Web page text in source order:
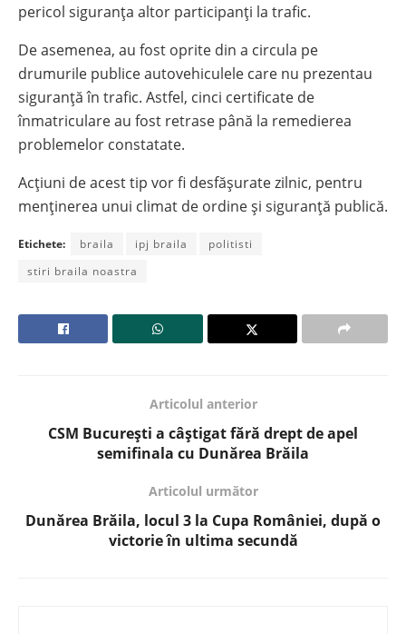
pericol siguranța altor participanți la trafic.
De asemenea, au fost oprite din a circula pe
drumurile publice autovehiculele care nu prezentau
siguranță în trafic. Astfel, cinci certificate de
înmatriculare au fost retrase până la remedierea
problemelor constatate.
Acțiuni de acest tip vor fi desfășurate zilnic, pentru
menținerea unui climat de ordine și siguranță publică.
Etichete: braila ipj braila
politisti
stiri braila noastra
Articolul anterior
CSM București a câștigat fără drept de apel
semifinala cu Dunărea Brăila
Articolul următor
Dunărea Brăila, locul 3 la Cupa României, după o
victorie în ultima secundă